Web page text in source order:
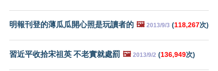
明報刊登的薄瓜瓜開心照是玩讀者的 🖼️ 2013/9/3 (118,267次)
習近平收拾宋祖英 不老實就處罰 🖼️ 2013/9/2 (136,949次)